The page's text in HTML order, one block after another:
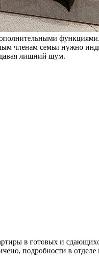
членам семьи нужно
лишний шум.
в готовых и
подробности в отделе